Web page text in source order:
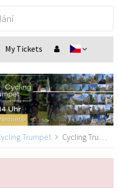
My Tickets
Trumpet Cycling Trumpet, Weil der Stadt